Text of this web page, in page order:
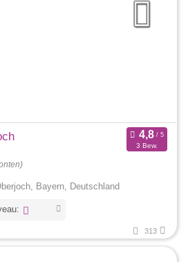
3 Bew.
Bayern, Deutschland
313